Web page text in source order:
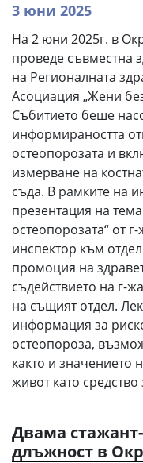
3 юни 2025
На 2 юни 2025г. в
проведе съвместна
на Регионалната
Асоциация „Жени
Събитието беше
информираността
остеопорозата и
измерване на
съда. В рамките на
презентация на
остеопорозата“ от
инспектор към
промоция на
съдействието на г-
на същият отдел.
информация за
остеопороза,
както и значението
живот като
Двама
длъжност в